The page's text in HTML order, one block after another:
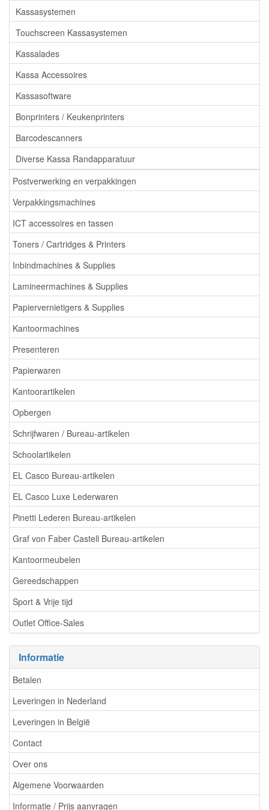
Kassasystemen
Touchscreen Kassasystemen
Kassalades
Kassa Accessoires
Kassasoftware
Bonprinters / Keukenprinters
Barcodescanners
Diverse Kassa Randapparatuur
Postverwerking en verpakkingen
Verpakkingsmachines
ICT accessoires en tassen
Toners / Cartridges & Printers
Inbindmachines & Supplies
Lamineermachines & Supplies
Papiervernietigers & Supplies
Kantoormachines
Presenteren
Papierwaren
Kantoorartikelen
Opbergen
Schrijfwaren / Bureau-artikelen
Schoolartikelen
EL Casco Bureau-artikelen
EL Casco Luxe Lederwaren
Pinetti Lederen Bureau-artikelen
Graf von Faber Castell Bureau-artikelen
Kantoormeubelen
Gereedschappen
Sport & Vrije tijd
Outlet Office-Sales
Informatie
Betalen
Leveringen in Nederland
Leveringen in België
Contact
Over ons
Algemene Voorwaarden
Informatie / Prijs aanvragen